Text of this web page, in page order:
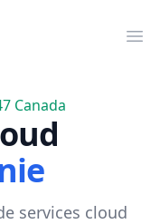
Canada
services cloud